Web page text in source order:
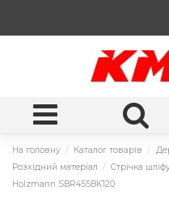
На головну Каталог товарів
Розхідний матеріал
Стрічка
Holzmann SBR455BK120